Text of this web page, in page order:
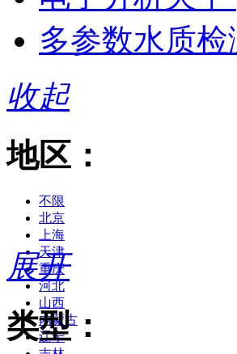
多参数水质检
收起
地区：
不限
北京
上海
天津
重庆
河北
山西
内蒙古
辽宁
展开
类型：